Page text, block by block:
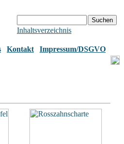
Inhaltsverzeichnis
Kontakt
Impressum/DSGVO